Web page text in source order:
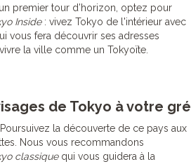
premier tour d’horizon, optez pour
Inside: vivez Tokyo de l'intérieur avec
vous fera découvrir ses adresses
la ville comme un Tokyoïte.
de Tokyo à votre gré
la découverte de ce pays aux
Nous vous recommandons
classiquequi vous guidera à la